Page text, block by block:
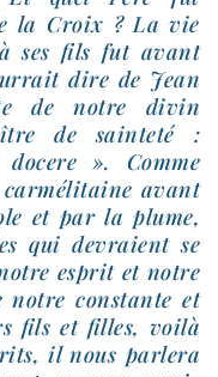
la Croix ? La vie
ses fils fut avant
dire de Jean
de notre divin
de sain­te­té :
». Comme
avant
et par la plume,
qui devraient se
esprit et notre
notre constante et
fils et filles, voi­là
il nous par­le­ra